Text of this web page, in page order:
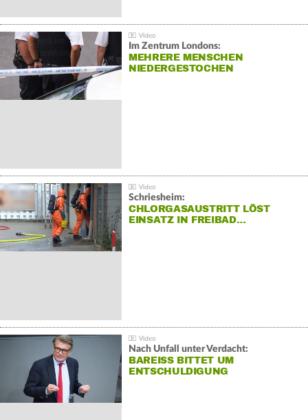
Im Zentrum Londons:
MEHRERE MENSCHEN
NIEDERGESTOCHEN
Schriesheim:
CHLORGASAUSTRITT LÖST
EINSATZ IN FREIBAD…
Nach Unfall unter Verdacht:
BAREISS BITTET UM E
NTSCHULDIGUNG